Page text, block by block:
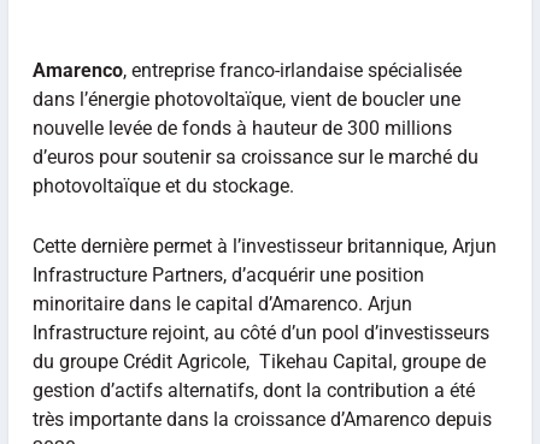
Amarenco, entreprise franco-irlandaise spécialisée
dans l’énergie photovoltaïque, vient de boucler une
nouvelle levée de fonds à hauteur de 300 millions
d’euros pour soutenir sa croissance sur le marché du
photovoltaïque et du stockage.
Cette dernière permet à l’investisseur britannique, Arjun
Infrastructure Partners, d’acquérir une position
minoritaire dans le capital d’Amarenco. Arjun
Infrastructure rejoint, au côté d’un pool d’investisseurs
du groupe Crédit Agricole, Tikehau Capital, groupe de
gestion d’actifs alternatifs, dont la contribution a été
très importante dans la croissance d’Amarenco depuis